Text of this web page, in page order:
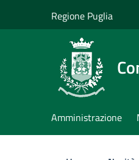
Regione Puglia
Amministrazione